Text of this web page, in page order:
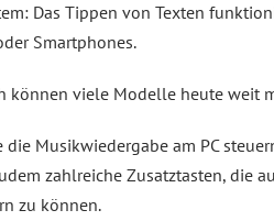
Das Tippen von Texten
Smartphones.
können viele Modelle heute weit
Musikwiedergabe am PC
zahlreiche Zusatztasten, die
zu können.